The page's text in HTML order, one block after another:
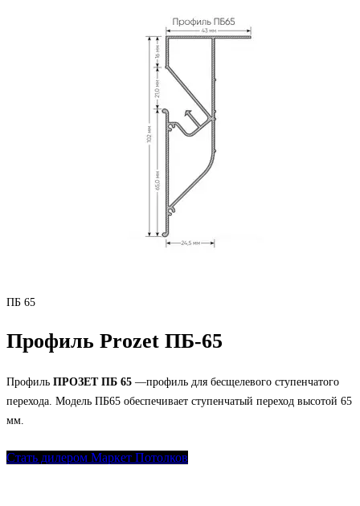
ПБ 65
Профиль Prozet ПБ-65
Профиль ПРОЗЕТ ПБ 65 —профиль для бесщелевого ступенчатого
перехода. Модель ПБ65 обеспечивает ступенчатый переход высотой 65
мм.
Стать дилером Маркет Потолков